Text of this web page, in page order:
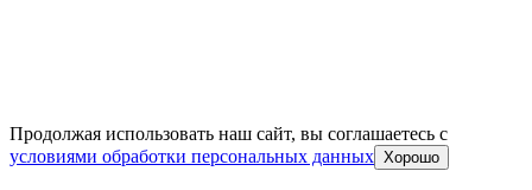
Продолжая использовать наш сайт, вы соглашаетесь c
условиями обработки персональных данных Хорошо